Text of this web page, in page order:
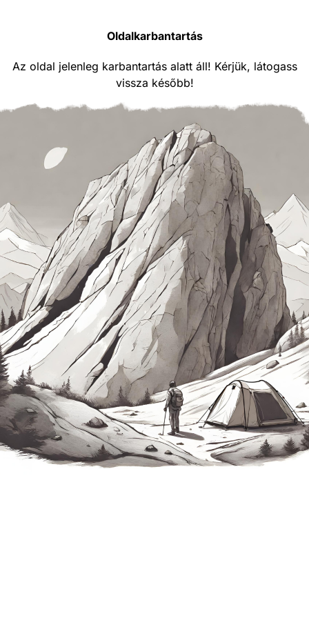
Oldalkarbantartás
Az oldal jelenleg karbantartás alatt áll! Kérjük, látogass
vissza később!